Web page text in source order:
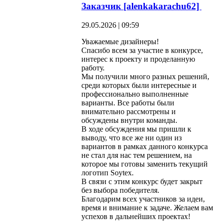
Заказчик [alenkakarachu62]
29.05.2026 | 09:59
Уважаемые дизайнеры!
Спасибо всем за участие в конкурсе,
интерес к проекту и проделанную
работу.
Мы получили много разных решений,
среди которых были интересные и
профессионально выполненные
варианты. Все работы были
внимательно рассмотрены и
обсуждены внутри команды.
В ходе обсуждения мы пришли к
выводу, что все же ни один из
вариантов в рамках данного конкурса
не стал для нас тем решением, на
которое мы готовы заменить текущий
логотип Soytex.
В связи с этим конкурс будет закрыт
без выбора победителя.
Благодарим всех участников за идеи,
время и внимание к задаче. Желаем вам
успехов в дальнейших проектах!